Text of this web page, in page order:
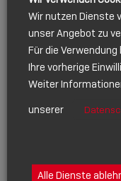
BEITRAG
OKTOBER
ISE 2022
JUN 2020
Wir nutzen Dienste
unser Angebot zu
Für die
Ihre vorherige
Weiter
unserer
Alle Dienste